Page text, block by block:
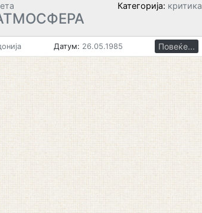
Категорија: критика
Датум: 26.05.1985 Повеќе...